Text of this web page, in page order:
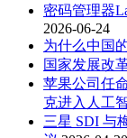
密码管理器
2026-06-24
为什么中国
国家发展改
苹果公司任
克进入人工
三星 SDI 与